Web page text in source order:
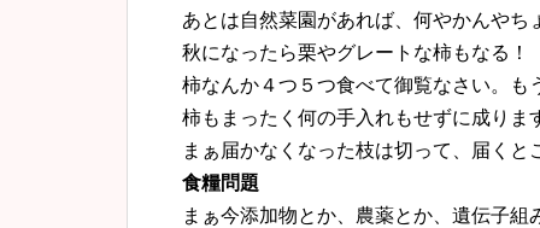
あとは自然菜園があれば、何やかんやち
秋になったら栗やグレートな柿もなる！
柿なんか４つ５つ食べて御覧なさい。も
柿もまったく何の手入れもせずに成りま
まぁ届かなくなった枝は切って、届くと
食糧問題
まぁ今添加物とか、農薬とか、遺伝子組